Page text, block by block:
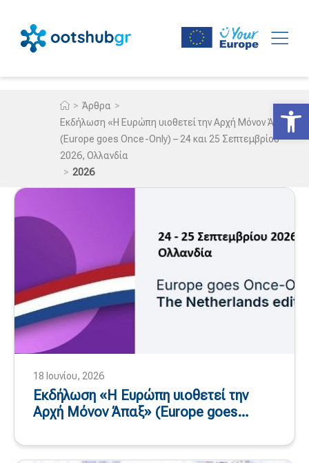
> Άρθρα >
Εκδήλωση «Η Ευρώπη υιοθετεί την Αρχή Μόνον Άπαξ»
(Europe goes Once-Only) – 24 και 25 Σεπτεμβρίου
2026, Ολλανδία
> 2026
18 Ιουνίου, 2026
Εκδήλωση «Η Ευρώπη υιοθετεί την
Αρχή Μόνον Άπαξ» (Europe goes
2026, Ολλανδία